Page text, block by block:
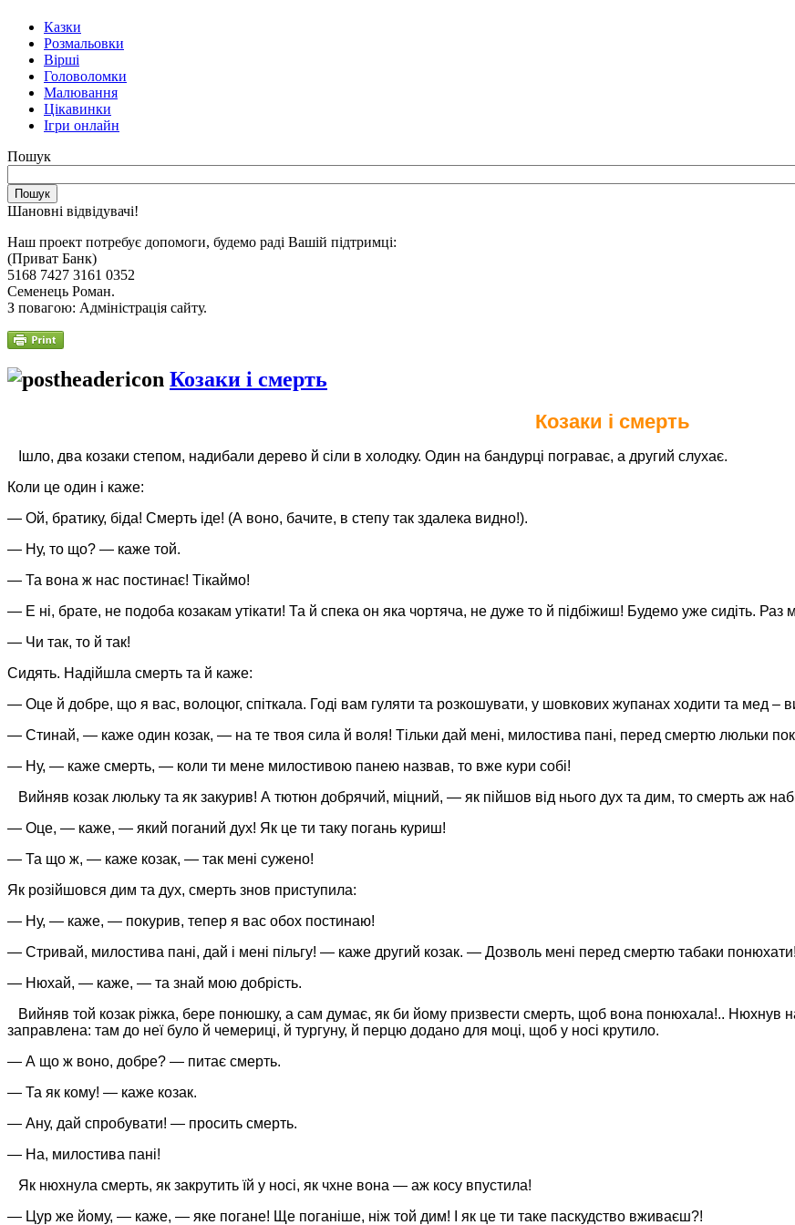
Казки
Розмальовки
Вірші
Головоломки
Малювання
Цікавинки
Ігри онлайн
Пошук
Шановні відвідувачі!
Наш проект потребує допомоги, будемо раді Вашій підтримці:
(Приват Банк)
5168 7427 3161 0352
Семенець Роман.
З повагою: Адміністрація сайту.
Козаки і смерть
Козаки і смерть
Ішло, два козаки степом, надибали дерево й сіли в холодку. Один на бандурці пограває, а другий слухає.
Коли це один і каже:
— Ой, братику, біда! Смерть іде! (А воно, бачите, в степу так здалека видно!).
— Ну, то що? — каже той.
— Та вона ж нас постинає! Тікаймо!
— Е ні, брате, не подоба козакам утікати! Та й спека он яка чортяча, не дуже то й підбіжиш! Будемо уже сидіть. Раз
— Чи так, то й так!
Сидять. Надійшла смерть та й каже:
— Оце й добре, що я вас, волоцюг, спіткала. Годі вам гуляти та розкошувати, у шовкових жупанах ходити та мед –
— Стинай, — каже один козак, — на те твоя сила й воля! Тільки дай мені, милостива пані, перед смертю люльки
— Ну, — каже смерть, — коли ти мене милостивою панею назвав, то вже кури собі!
Вийняв козак люльку та як закурив! А тютюн добрячий, міцний, — як пійшов від нього дух та дим, то смерть аж
— Оце, — каже, — який поганий дух! Як це ти таку погань куриш!
— Та що ж, — каже козак, — так мені сужено!
Як розійшовся дим та дух, смерть знов приступила:
— Ну, — каже, — покурив, тепер я вас обох постинаю!
— Стривай, милостива пані, дай і мені пільгу! — каже другий козак. — Дозволь мені перед смертю табаки понюхати!
— Нюхай, — каже, — та знай мою добрість.
Вийняв той козак ріжка, бере понюшку, а сам думає, як би йому призвести смерть, щоб вона понюхала!.. Нюхнув
заправлена: там до неї було й чемериці, й тургуну, й перцю додано для моці, щоб у носі крутило.
— А що ж воно, добре? — питає смерть.
— Та як кому! — каже козак.
— Ану, дай спробувати! — просить смерть.
— На, милостива пані!
Як нюхнула смерть, як закрутить їй у носі, як чхне вона — аж косу впустила!
— Цур же йому, — каже, — яке погане! Ще поганіше, ніж той дим! І як це ти таке паскудство вживаєш?!